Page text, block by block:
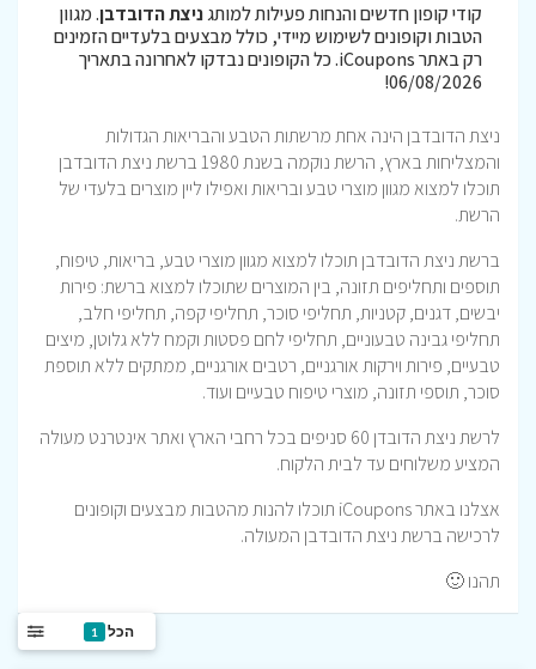
קודי קופון חדשים והנחות פעילות למותגניצת הדובדבן. מגוון
הטבות וקופונים לשימוש מיידי, כולל מבצעים בלעדיים הזמינים
רק באתר iCoupons. כל הקופונים נבדקו לאחרונה בתאריך
06/08/2026!
ניצת הדובדבן הינה אחת מרשתות הטבע והבריאות הגדולות
והמצליחות בארץ, הרשת נוקמה בשנת 1980 ברשת ניצת הדובדבן
תוכלו למצוא מגוון מוצרי טבע ובריאות ואפילו ליין מוצרים בלעדי של
הרשת.
ברשת ניצת הדובדבן תוכלו למצוא מגוון מוצרי טבע, בריאות, טיפוח,
תוספים ותחליפים תזונה, בין המוצרים שתוכלו למצוא ברשת: פירות
יבשים, דגנים, קטניות, תחליפי סוכר, תחליפי קפה, תחליפי חלב,
תחליפי גבינה טבעוניים, תחליפי לחם פסטות וקמח ללא גלוטן, מיצים
טבעיים, פירות וירקות אורגניים, רטבים אורגניים, ממתקים ללא תוספת
סוכר, תוספי תזונה, מוצרי טיפוח טבעיים ועוד.
לרשת ניצת הדובדן 60 סניפים בכל רחבי הארץ ואתר אינטרנט מעולה
המציע משלוחים עד לבית הלקוח.
אצלנו באתר iCoupons תוכלו להנות מהטבות מבצעים וקופונים
לרכישה ברשת ניצת הדובדבן המעולה.
תהנו 🙂
הכל 1